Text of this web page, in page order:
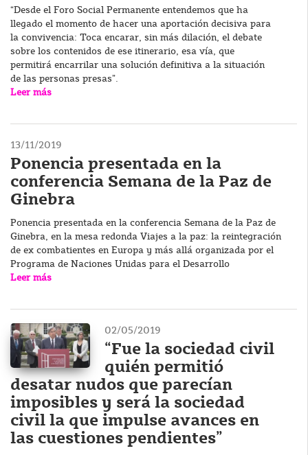
“Desde el Foro Social Permanente entendemos que ha
llegado el momento de hacer una aportación decisiva para
la convivencia: Toca encarar, sin más dilación, el debate
sobre los contenidos de ese itinerario, esa vía, que
permitirá encarrilar una solución definitiva a la situación
de las personas presas”.
Leer más
13/11/2019
Ponencia presentada en la
conferencia Semana de la Paz de
Ginebra
Ponencia presentada en la conferencia Semana de la Paz de
Ginebra, en la mesa redonda Viajes a la paz: la reintegración
de ex combatientes en Europa y más allá organizada por el
Programa de Naciones Unidas para el Desarrollo
Leer más
02/05/2019
“Fue la sociedad civil
quién permitió
desatar nudos que parecían
imposibles y será la sociedad
civil la que impulse avances en
las cuestiones pendientes”